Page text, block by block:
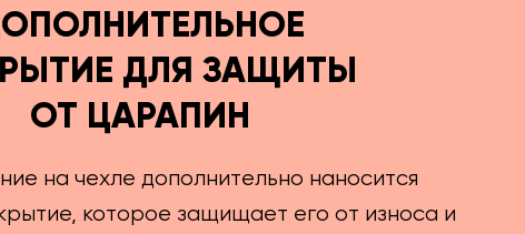
ДЛЯ ЗАЩИТЫ
ОТ ЦАРАПИН
на чехле дополнительно наносится
которое защищает его от износа и